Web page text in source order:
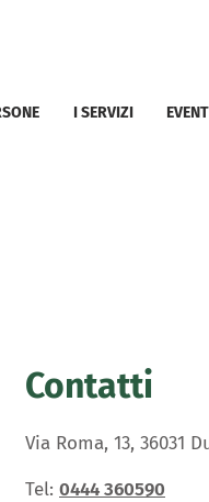
I SERVIZI
Contatti
Via Roma, 13, 36031
Tel: 0444 360590